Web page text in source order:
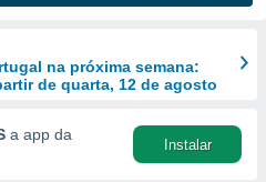
na próxima semana:
de quarta, 12 de agosto
a app da
Instalar